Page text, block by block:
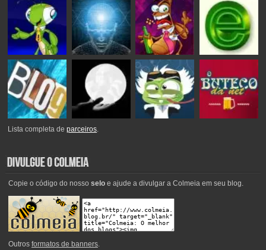
Lista completa deparceiros.
Copie o código do nosso seloe ajude a divulgar a Colmeia em seu blog.
Outros formatos de banners.